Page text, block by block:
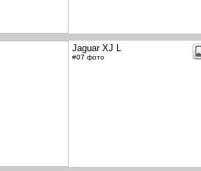
Jaguar XJ L
#07 фото